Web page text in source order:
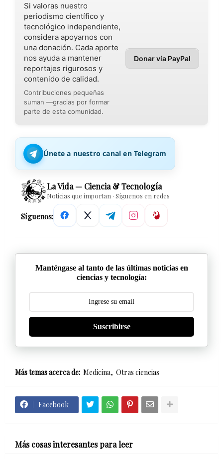
Si valoras nuestro
periodismo científico y
tecnológico independiente,
considera apoyarnos con
una donación. Cada aporte
nos ayuda a mantener
reportajes rigurosos y
contenido de calidad.
Contribuciones pequeñas
suman —gracias por formar
parte de esta comunidad.
Donar vía PayPal
Únete a nuestro canal en Telegram
La Vida — Ciencia & Tecnología
Noticias que importan · Síguenos en redes
Síguenos:
Manténgase al tanto de las últimas noticias en
ciencias y tecnología:
Suscribirse
Más temas acerca de: Medicina Otras ciencias
Facebook
Más cosas interesantes para leer